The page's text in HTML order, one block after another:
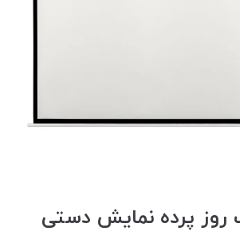
روز پرده نمایش دستی